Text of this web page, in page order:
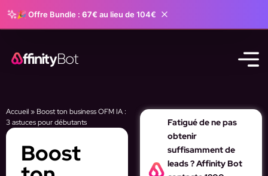
🎉 Offre Bundle : 67€ au lieu de 104€
Accueil» Boost ton business OFM IA :
3 astuces pour débutants
Boost
Fatigué de ne pas
obtenir
suffisamment de
leads ? Affinity Bot